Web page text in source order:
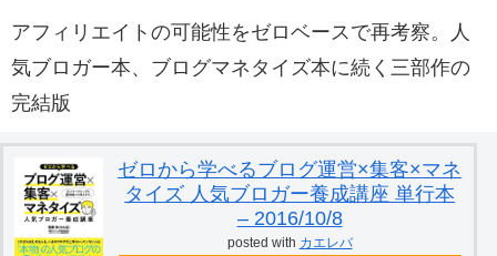
アフィリエイトの可能性をゼロベースで再考察。人
気ブロガー本、ブログマネタイズ本に続く三部作の
完結版
ゼロから学べるブログ運営×集客×マネ
タイズ 人気ブロガー養成講座 単行本
– 2016/10/8
posted with カエレバ